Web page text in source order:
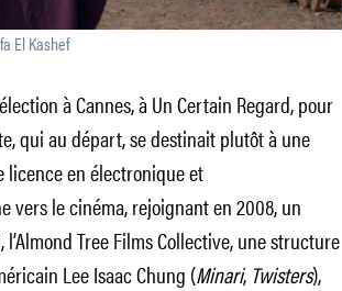
El Kashef
à Cannes, à Un Certain Regard, pour
qui au départ, se destinait plutôt à une
licence en électronique et
vers le cinéma, rejoignant en 2008, un
Tree Films Collective, une structure
Lee Isaac Chung (Minari, Twisters),